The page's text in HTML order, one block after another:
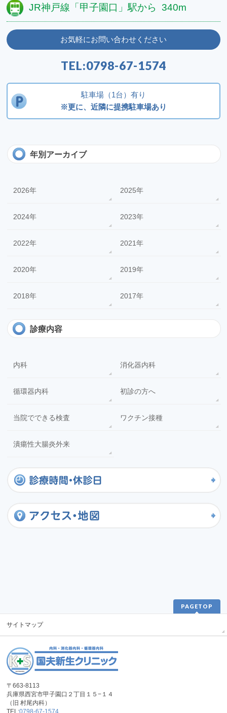
JR神戸線 「甲子園口」駅から340m
お気軽にお問い合わせください
TEL:0798-67-1574
駐車場（1台）有り
※更に、近隣に提携駐車場あり
年別アーカイブ
2026年 2025年
2024年 2023年
2022年 2021年
2020年 2019年
2018年 2017年
診療内容
内科 消化器内科
循環器内科 初診の方へ
当院でできる検査 ワクチン接種
潰瘍性大腸炎外来
PAGETOP
サイトマップ
〒663-8113
兵庫県西宮市甲子園口２丁目１５−１４
（旧 村尾内科）
TEL:0798-67-1574